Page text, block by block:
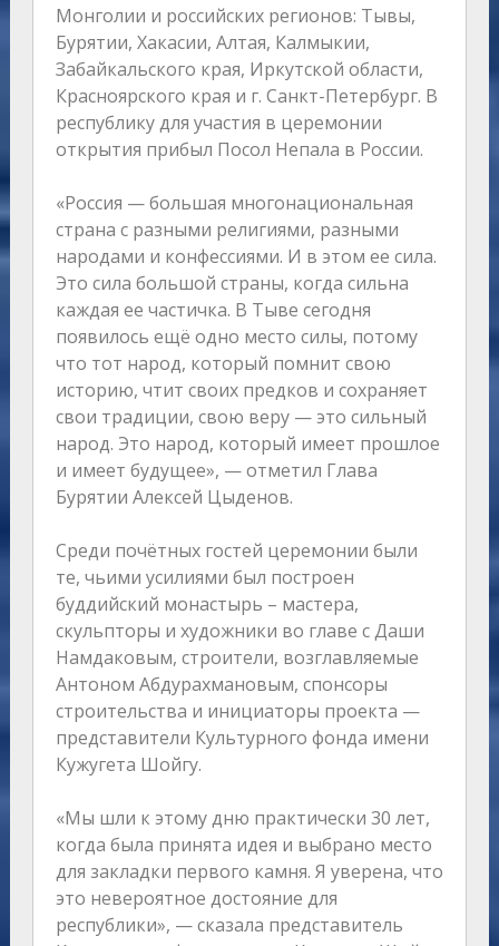
Монголии и российских регионов: Тывы,
Бурятии, Хакасии, Алтая, Калмыкии,
Забайкальского края, Иркутской области,
Красноярского края и г. Санкт-Петербург. В
республику для участия в церемонии
открытия прибыл Посол Непала в России.
«Россия — большая многонациональная
страна с разными религиями, разными
народами и конфессиями. И в этом ее сила.
Это сила большой страны, когда сильна
каждая ее частичка. В Тыве сегодня
появилось ещё одно место силы, потому
что тот народ, который помнит свою
историю, чтит своих предков и сохраняет
свои традиции, свою веру — это сильный
народ. Это народ, который имеет прошлое
и имеет будущее», — отметил Глава
Бурятии Алексей Цыденов.
Среди почётных гостей церемонии были
те, чьими усилиями был построен
буддийский монастырь – мастера,
скульпторы и художники во главе с Даши
Намдаковым, строители, возглавляемые
Антоном Абдурахмановым, спонсоры
строительства и инициаторы проекта —
представители Культурного фонда имени
Кужугета Шойгу.
«Мы шли к этому дню практически 30 лет,
когда была принята идея и выбрано место
для закладки первого камня. Я уверена, что
это невероятное достояние для
республики», — сказала представитель